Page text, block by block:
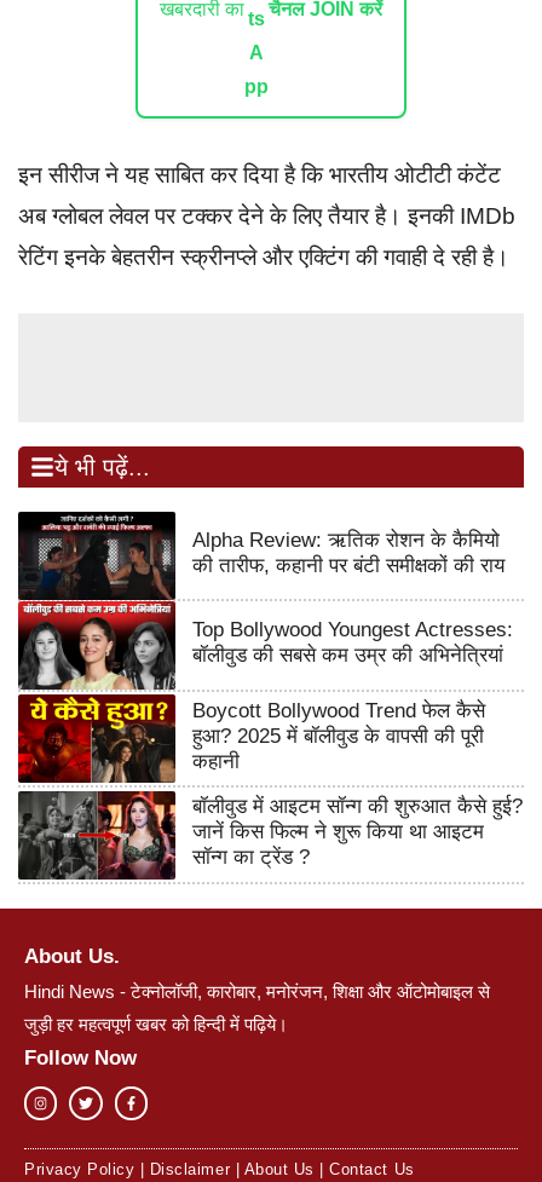
खबरदारी का चैनल JOIN करें
इन सीरीज ने यह साबित कर दिया है कि भारतीय ओटीटी कंटेंट
अब ग्लोबल लेवल पर टक्कर देने के लिए तैयार है। इनकी IMDb
रेटिंग इनके बेहतरीन स्क्रीनप्ले और एक्टिंग की गवाही दे रही है।
ये भी पढ़ें...
Alpha Review: ऋतिक रोशन के कैमियो
की तारीफ, कहानी पर बंटी समीक्षकों की राय
Top Bollywood Youngest Actresses:
बॉलीवुड की सबसे कम उम्र की अभिनेत्रियां
Boycott Bollywood Trend फेल कैसे
हुआ? 2025 में बॉलीवुड के वापसी की पूरी
कहानी
बॉलीवुड में आइटम सॉन्ग की शुरुआत कैसे हुई?
जानें किस फिल्म ने शुरू किया था आइटम
सॉन्ग का ट्रेंड ?
About Us.
Hindi News - टेक्नोलॉजी, कारोबार, मनोरंजन, शिक्षा और ऑटोमोबाइल से
जुड़ी हर महत्वपूर्ण खबर को हिन्दी में पढ़िये।
Follow Now
Privacy Policy Disclaimer| About Us |Contact Us